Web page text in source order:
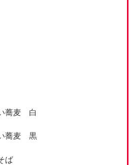
蕎麦 白
蕎麦 黒
ば